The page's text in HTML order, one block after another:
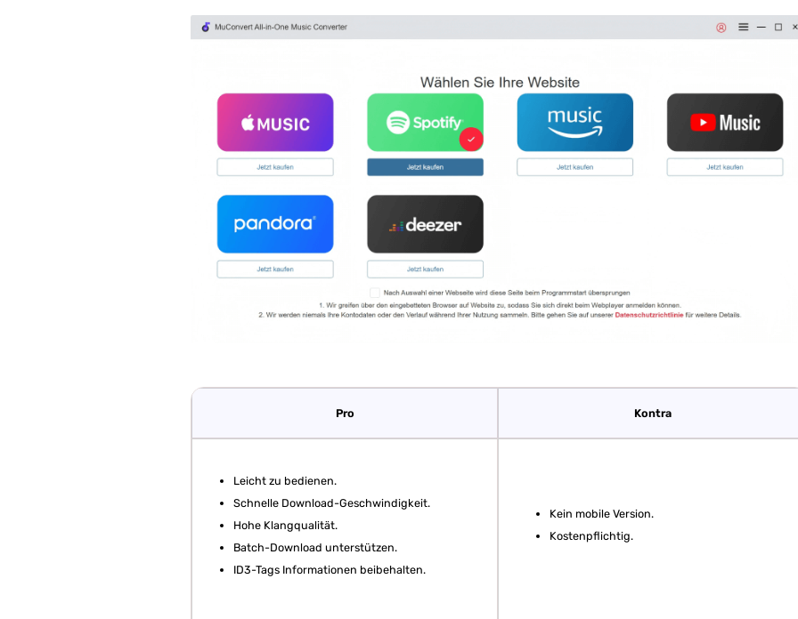
Pro Kontra
Leicht zu bedienen.
Schnelle Download-Geschwindigkeit.
Hohe Klangqualität.
Batch-Download unterstützen.
ID3-Tags Informationen beibehalten.
Kein mobile Version.
Kostenpflichtig.